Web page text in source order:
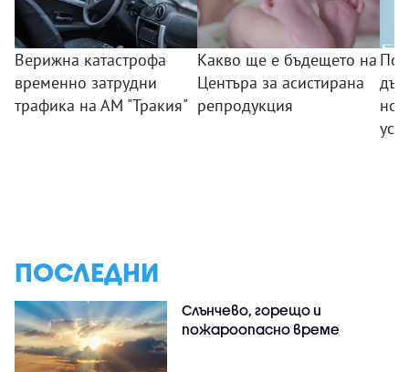
Верижна катастрофа
временно затрудни
трафика на АМ "Тракия"
Какво ще е бъдещето на
Центъра за асистирана
репродукция
ПОСЛЕДНИ
Слънчево, горещо и
пожароопасно време